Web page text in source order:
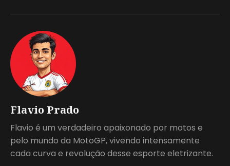
Flavio Prado
Flavio é um verdadeiro apaixonado por motos e
pelo mundo da MotoGP, vivendo intensamente
cada curva e revolução desse esporte eletrizante.